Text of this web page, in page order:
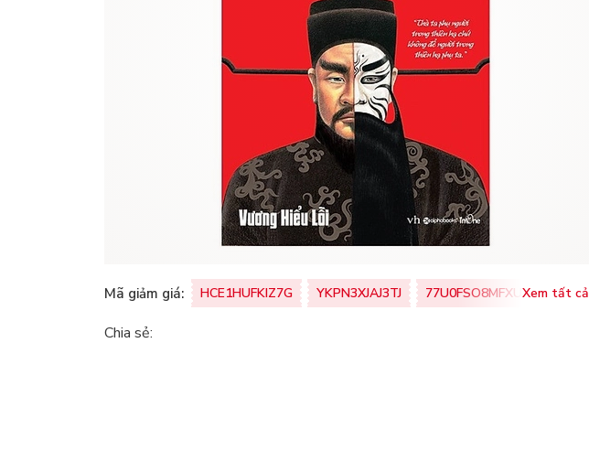
Mã giảm giá: HCE1HUFKIZ7G YKPN3XJAJ3TJ 77U0FSO8MFXU Xem tất cả
Chia sẻ: